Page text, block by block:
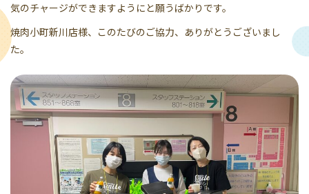
気のチャージができますようにと願うばかりです。
焼肉小町新川店様、このたびのご協力、ありがとうございまし
た。